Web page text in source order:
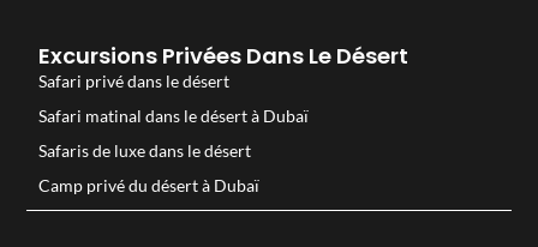
Excursions Privées Dans Le Désert
Safari privé dans le désert
Safari matinal dans le désert à Dubaï
Safaris de luxe dans le désert
Camp privé du désert à Dubaï